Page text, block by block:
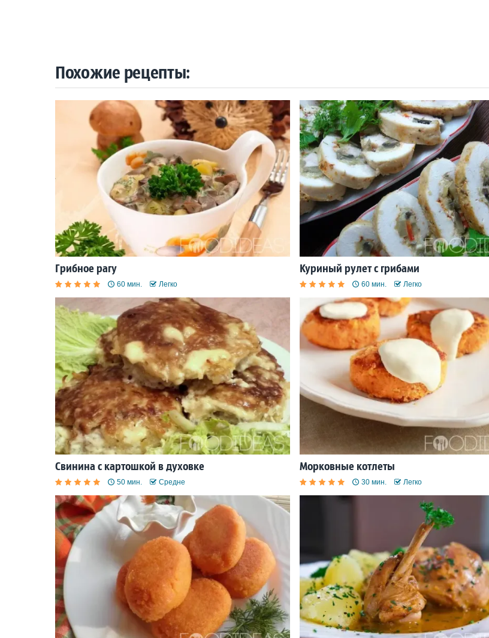
Похожие рецепты:
Грибное рагу
60 мин. Легко
Куриный рулет с грибами
60 мин. Легко
Свинина с картошкой в духовке
50 мин. Средне
Морковные котлеты
30 мин. Легко